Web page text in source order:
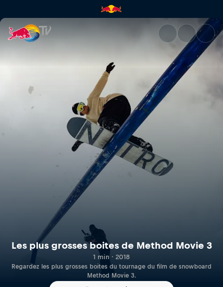
Les plus grosses boites de
Les plus grosses boites de Method Movie 3
1 min · 2018
Regardez les plus grosses boites du tournage du film de snowboard
Method Movie 3.